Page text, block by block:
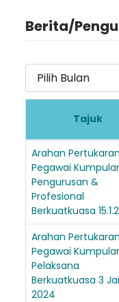
Berita/
Pilih Bulan
Articles
Tajuk
Arahan Pertukaran
Pegawai
Pengurusan &
Profesional
Berkuatkuasa
Arahan Pertukaran
Pegawai
Pelaksana
Berkuatkuasa 3
2024